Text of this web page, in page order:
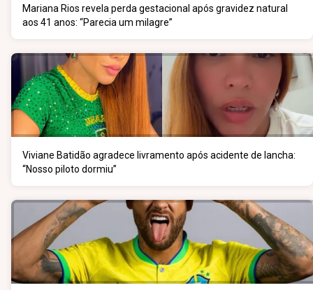
Mariana Rios revela perda gestacional após gravidez natural
aos 41 anos: “Parecia um milagre”
Viviane Batidão agradece livramento após acidente de lancha:
“Nosso piloto dormiu”